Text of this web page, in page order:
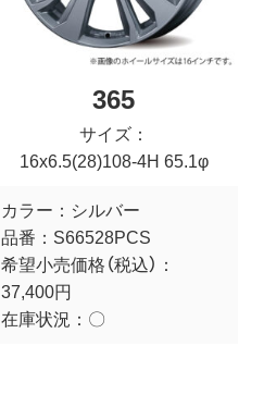
365
サイズ：
16x6.5(28)108-4H 65.1φ
カラー： シルバー
品番： S66528PCS
希望小売価格（税込）：
37,400円
在庫状況： 〇